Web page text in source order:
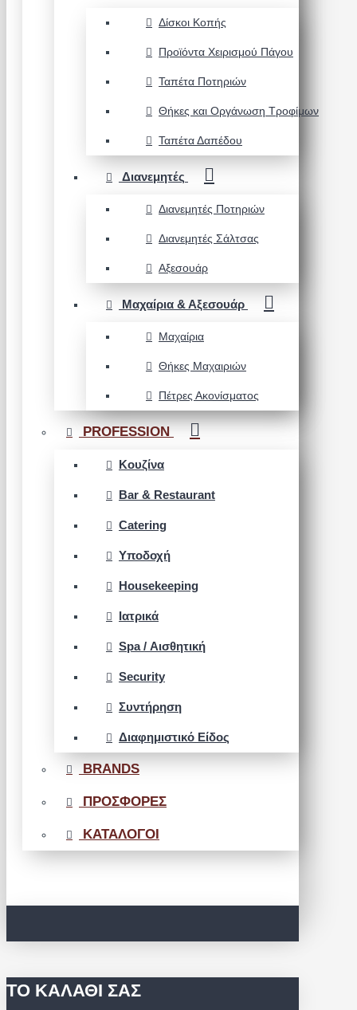
Δίσκοι Κοπής
Προϊόντα Χειρισμού Πάγου
Ταπέτα Ποτηριών
Θήκες και Οργάνωση Τροφίμων
Ταπέτα Δαπέδου
Διανεμητές
Διανεμητές Ποτηριών
Διανεμητές Σάλτσας
Αξεσουάρ
Μαχαίρια & Αξεσουάρ
Μαχαίρια
Θήκες Μαχαιριών
Πέτρες Ακονίσματος
PROFESSION
Κουζίνα
Bar & Restaurant
Catering
Υποδοχή
Housekeeping
Ιατρικά
Spa / Αισθητική
Security
Συντήρηση
Διαφημιστικό Είδος
BRANDS
ΠΡΟΣΦΟΡΕΣ
ΚΑΤΑΛΟΓΟΙ
ΤΟ ΚΑΛΆΘΙ ΣΑΣ